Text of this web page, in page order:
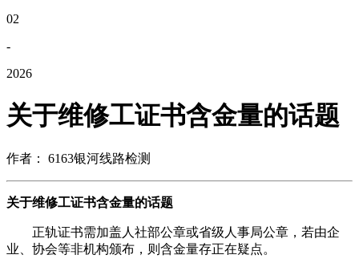
02
-
2026
关于维修工证书含金量的话题
作者： 6163银河线路检测
关于维修工证书含金量的话题
正轨证书需加盖人社部公章或省级人事局公章，若由企
业、协会等非机构颁布，则含金量存正在疑点。